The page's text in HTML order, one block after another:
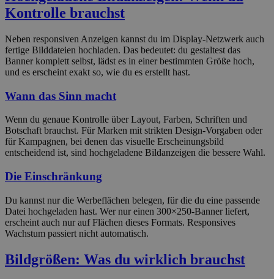
Kontrolle brauchst
Neben responsiven Anzeigen kannst du im Display-Netzwerk auch
fertige Bilddateien hochladen. Das bedeutet: du gestaltest das
Banner komplett selbst, lädst es in einer bestimmten Größe hoch,
und es erscheint exakt so, wie du es erstellt hast.
Wann das Sinn macht
Wenn du genaue Kontrolle über Layout, Farben, Schriften und
Botschaft brauchst. Für Marken mit strikten Design-Vorgaben oder
für Kampagnen, bei denen das visuelle Erscheinungsbild
entscheidend ist, sind hochgeladene Bildanzeigen die bessere Wahl.
Die Einschränkung
Du kannst nur die Werbeflächen belegen, für die du eine passende
Datei hochgeladen hast. Wer nur einen 300×250-Banner liefert,
erscheint auch nur auf Flächen dieses Formats. Responsives
Wachstum passiert nicht automatisch.
Bildgrößen: Was du wirklich brauchst